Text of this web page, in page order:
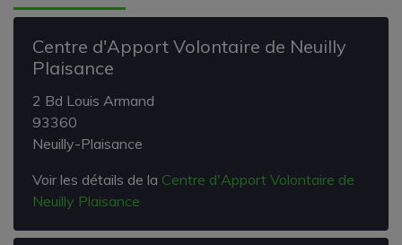
Centre d'Apport Volontaire de Neuilly
Plaisance
2 Bd Louis Armand
93360
Neuilly-Plaisance
Voir les détails de la Centre d'Apport Volontaire de
Neuilly Plaisance